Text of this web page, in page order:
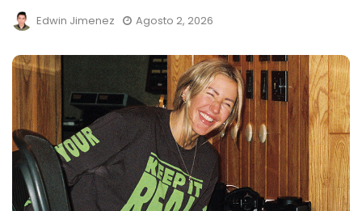
Edwin Jimenez Agosto 2, 2026